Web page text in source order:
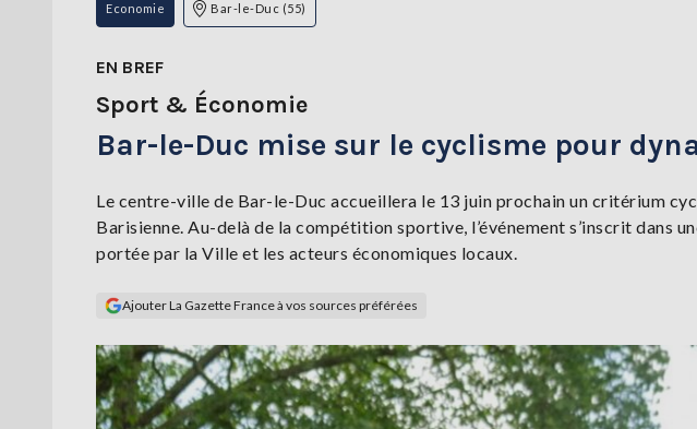
Economie Bar-le-Duc (55)
EN BREF
Sport & Économie
Bar-le-Duc mise sur le cyclisme pour
Le centre-ville de Bar-le-Duc accueillera le 13 juin prochain un critérium
Barisienne. Au-delà de la compétition sportive, l’événement s’inscrit dans
portée par la Ville et les acteurs économiques locaux.
Ajouter La Gazette France à vos sources préférées